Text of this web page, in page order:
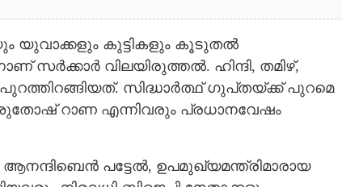
യുവാക്കളും കുട്ടികളും കൂടുതൽ
സർക്കാർ വിലയിരുത്തൽ. ഹിന്ദി, തമിഴ്,
സിദ്ധാർത്ഥ് ഗുപ്‌തയ്‌ക്ക് പുറമെ
റാണ എന്നിവരും പ്രധാനവേഷം
പട്ടേൽ, ഉപമുഖ്യമന്ത്രിമാരായ